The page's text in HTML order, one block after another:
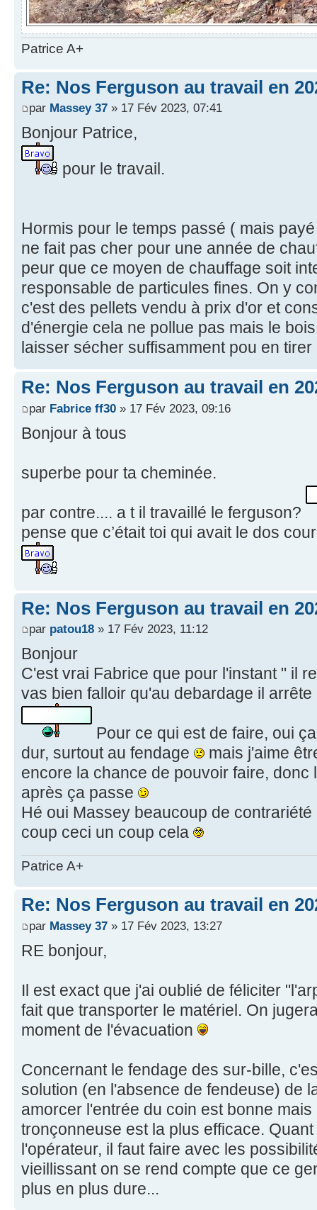
Patrice A+
Re: Nos Ferguson au travail en
par Massey 37 » 17 Fév 2023, 07:41
Bonjour Patrice,
pour le travail.
Hormis pour le temps passé ( mais
ne fait pas cher pour une année de
peur que ce moyen de chauffage soit
responsable de particules fines. On y
c'est des pellets vendu à prix d'or et
d'énergie cela ne pollue pas mais le
laisser sécher suffisamment pou en
Re: Nos Ferguson au travail en
par Fabrice ff30 » 17 Fév 2023, 09:16
Bonjour à tous
superbe pour ta cheminée.
par contre.... a t il travaillé le ferguson?
pense que c’était toi qui avait le dos
Re: Nos Ferguson au travail en
par patou18 » 17 Fév 2023, 11:12
Bonjour
C'est vrai Fabrice que pour l'instant " il
vas bien falloir qu'au debardage il
Pour ce qui est de faire, oui
dur, surtout au fendage
mais j'aime
encore la chance de pouvoir faire, donc
après ça passe
Hé oui Massey beaucoup de
coup ceci un coup cela
Patrice A+
Re: Nos Ferguson au travail en
par Massey 37 » 17 Fév 2023, 13:27
RE bonjour,
Il est exact que j'ai oublié de féliciter
fait que transporter le matériel. On
moment de l'évacuation
Concernant le fendage des sur-bille,
solution (en l'absence de fendeuse) de
amorcer l'entrée du coin est bonne
tronçonneuse est la plus efficace.
l'opérateur, il faut faire avec les
vieillissant on se rend compte que ce
plus en plus dure...